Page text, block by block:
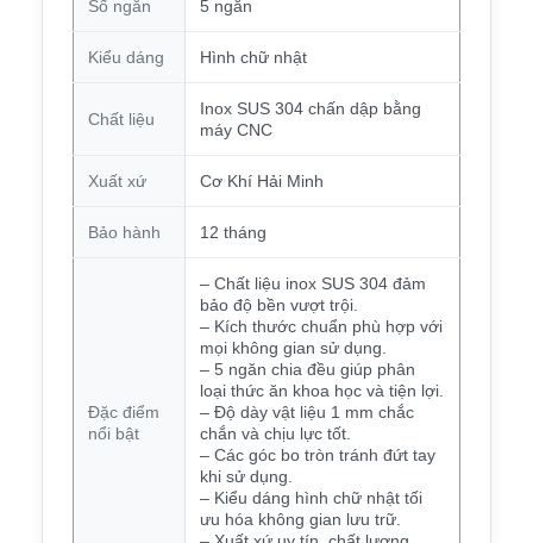
Số ngăn 5 ngăn
Kiểu dáng Hình chữ nhật
Chất liệu
Inox SUS 304 chấn dập bằng
máy CNC
Xuất xứ Cơ Khí Hải Minh
Bảo hành 12 tháng
Đặc điểm
nổi bật
– Chất liệu inox SUS 304 đảm
bảo độ bền vượt trội.
– Kích thước chuẩn phù hợp với
mọi không gian sử dụng.
– 5 ngăn chia đều giúp phân
loại thức ăn khoa học và tiện lợi.
– Độ dày vật liệu 1 mm chắc
chắn và chịu lực tốt.
– Các góc bo tròn tránh đứt tay
khi sử dụng.
– Kiểu dáng hình chữ nhật tối
ưu hóa không gian lưu trữ.